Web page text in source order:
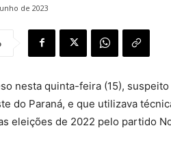
de 2023
nesta quinta-feira (15),
do Paraná, e que utilizava
eleições de 2022 pelo partido